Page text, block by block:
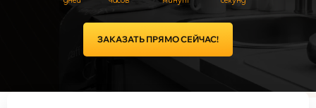
ЗАКАЗАТЬ ПРЯМО СЕЙЧАС!